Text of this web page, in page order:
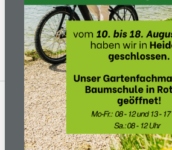
Keine Produkte gefunden.
ÜBER UNS